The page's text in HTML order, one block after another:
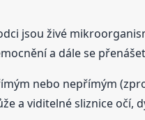
jsou živé
a dále se
nebo nepřímým
a viditelné sliznice očí,